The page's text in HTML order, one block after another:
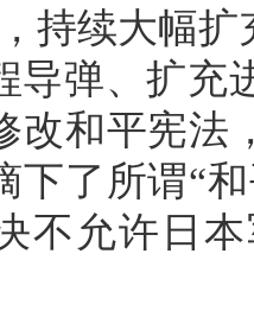
持续大幅
导弹、扩充
改和平宪法
下了所谓“
不允许日